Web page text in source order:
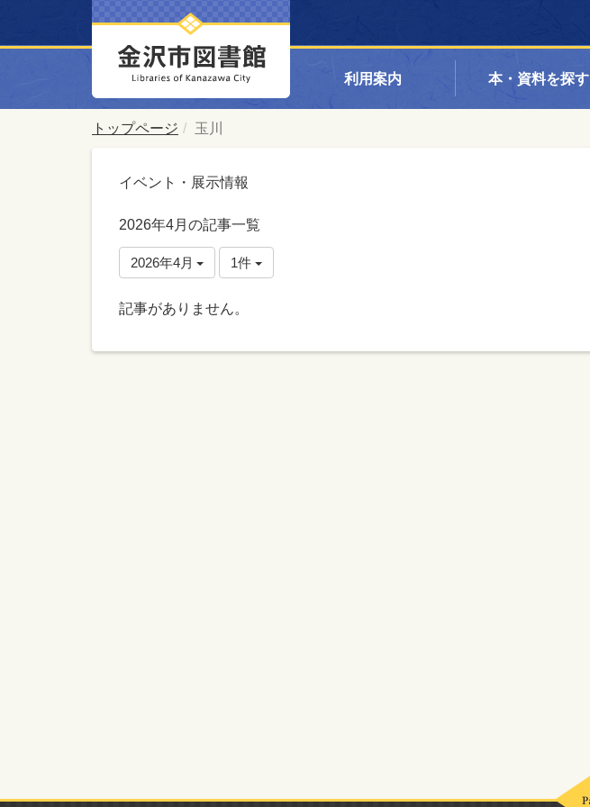
利用案内 本・資料を探す
トップページ 玉川
イベント・展示情報
2026年4月の記事一覧
2026年4月 1件
記事がありません。